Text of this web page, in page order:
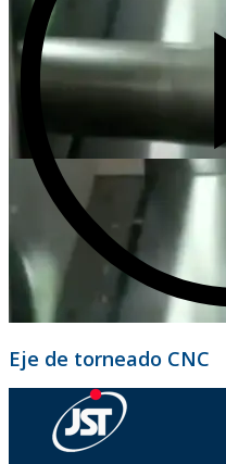
Eje de torneado CNC